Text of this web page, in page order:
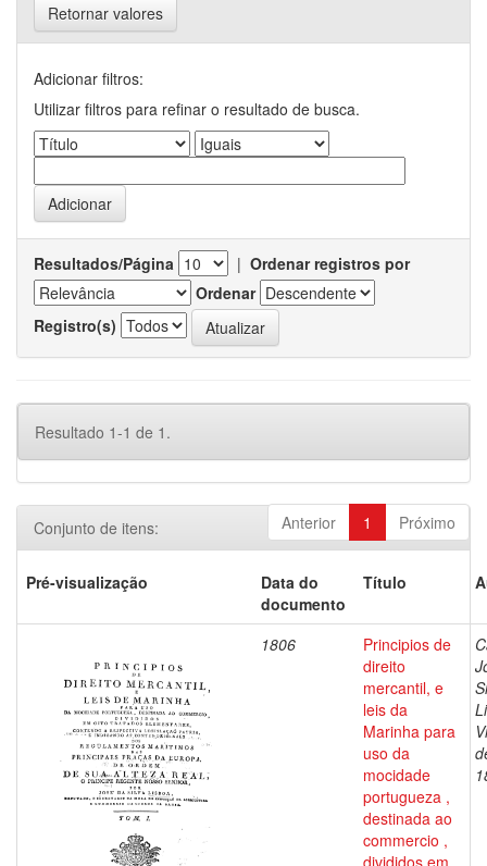
Retornar valores
Adicionar filtros:
Utilizar filtros para refinar o resultado de busca.
Resultados/Página | Ordenar registros por
Ordenar
Registro(s)
Resultado 1-1 de 1.
Anterior 1 Próximo
Conjunto de itens:
Pré-visualização
Data do
documento
Título
1806
Principios de
direito
mercantil, e
leis da
Marinha para
uso da
mocidade
portugueza ,
destinada ao
commercio ,
divididos em